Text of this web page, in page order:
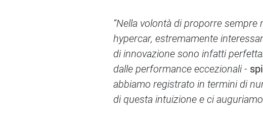
“Nella volontà di proporre
hypercar, estremamente
di innovazione sono infatti
dalle performance eccezionali-
abbiamo registrato in termini di
di questa intuizione e ci